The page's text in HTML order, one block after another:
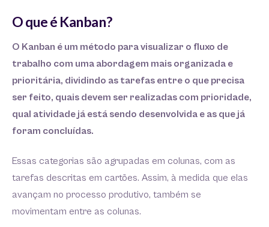
O que é Kanban?
O Kanban é um método para visualizar o fluxo de
trabalho com uma abordagem mais organizada e
prioritária, dividindo as tarefas entre o que precisa
ser feito, quais devem ser realizadas com prioridade,
qual atividade já está sendo desenvolvida e as que já
foram concluídas.
Essas categorias são agrupadas em colunas, com as
tarefas descritas em cartões. Assim, à medida que elas
avançam no processo produtivo, também se
movimentam entre as colunas.